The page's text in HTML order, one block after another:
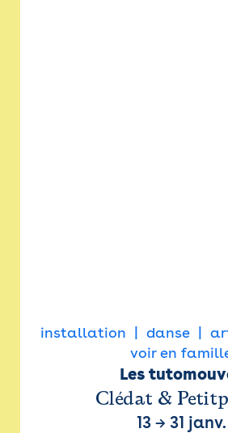
installation danse
voir en
Les
Clédat &
13→ 31 janv.